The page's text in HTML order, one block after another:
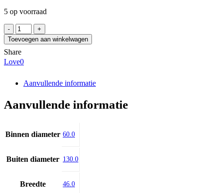
5 op voorraad
FAG
2312-
TVH
aantal
Toevoegen aan winkelwagen
Share
Love0
Aanvullende informatie
Aanvullende informatie
Binnen diameter 60.0
Buiten diameter 130.0
Breedte 46.0